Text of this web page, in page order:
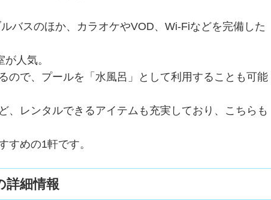
バスのほか、カラオケやVOD、Wi-Fiなどを完備した
人気。
ので、プールを「水風呂」として利用することも可能
、レンタルできるアイテムも充実しており、こちらも
すめの1軒です。
詳細情報